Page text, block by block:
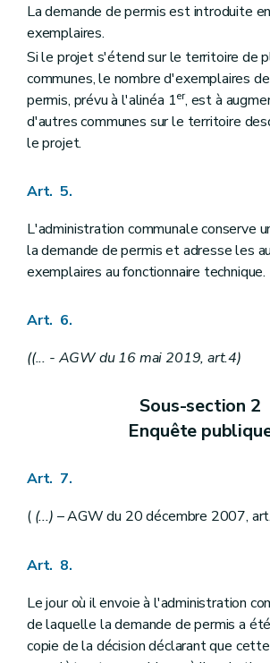
La demande de permis est introduite
exemplaires.
Si le projet s'étend sur le territoire de
communes, le nombre d'exemplaires
permis, prévu à l'alinéa 1er, est à
d'autres communes sur le territoire
le projet.
Art. 5.
L'administration communale conserve
la demande de permis et adresse les
exemplaires au fonctionnaire technique.
Art. 6.
((... - AGW du 16 mai 2019, art.4)
Sous-section 2
Enquête
Art. 7.
( (...) – AGW du 20 décembre 2007,
Art. 8.
Le jour où il envoie à l'administration
de laquelle la demande de permis a
copie de la décision déclarant que